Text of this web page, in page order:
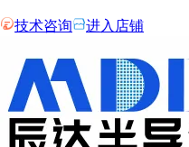
技术咨询 进入店铺